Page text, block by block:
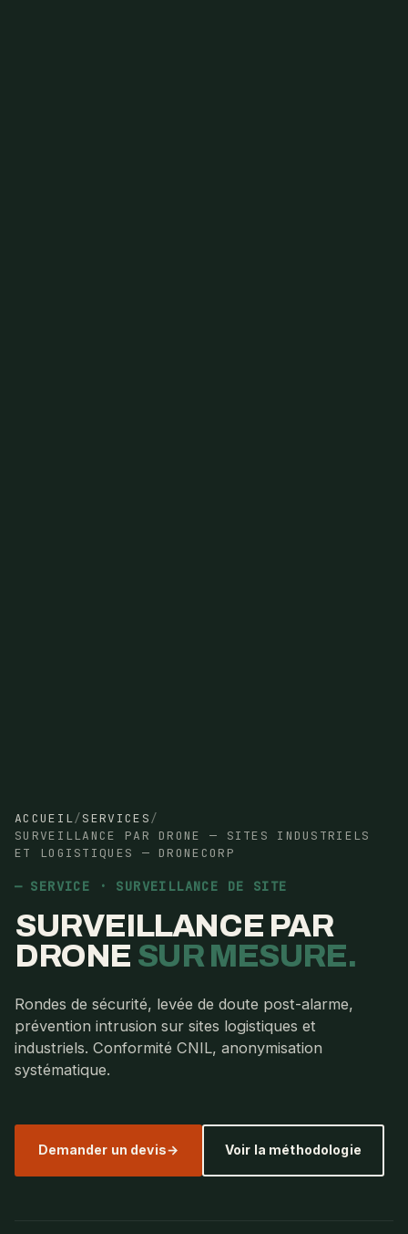
ACCUEIL/SERVICES/
SURVEILLANCE PAR DRONE — SITES INDUSTRIELS
ET LOGISTIQUES — DRONECORP
SERVICE · SURVEILLANCE DE SITE
SURVEILLANCE PAR
DRONE SUR MESURE.
Rondes de sécurité, levée de doute post-alarme,
prévention intrusion sur sites logistiques et
industriels. Conformité CNIL, anonymisation
systématique.
Demander un devis Voir la méthodologie